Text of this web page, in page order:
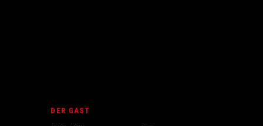
DER GAST